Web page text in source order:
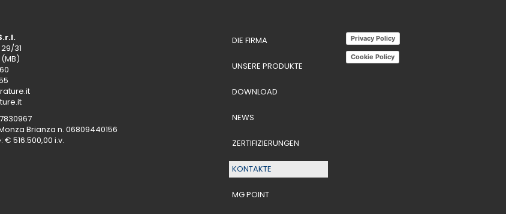
31
Brianza n. 06809440156
516.500,00 i.v.
DIE FIRMA
UNSERE PRODUKTE
DOWNLOAD
NEWS
ZERTIFIZIERUNGEN
KONTAKTE
MG POINT
Privacy Policy
Cookie Policy